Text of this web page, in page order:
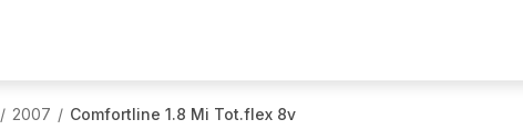
/ 2007 / Comfortline 1.8 Mi Tot.flex 8v